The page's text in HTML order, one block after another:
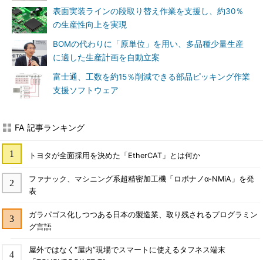
表面実装ラインの段取り替え作業を支援し、約30％
の生産性向上を実現
BOMの代わりに「原単位」を用い、多品種少量生産
に適した生産計画を自動立案
富士通、工数を約15％削減できる部品ピッキング作業
支援ソフトウェア
FA 記事ランキング
トヨタが全面採用を決めた「EtherCAT」とは何か
ファナック、マシニング系超精密加工機「ロボナノα-NMiA」を発
表
ガラパゴス化しつつある日本の製造業、取り残されるプログラミン
グ言語
屋外ではなく“屋内”現場でスマートに使えるタフネス端末